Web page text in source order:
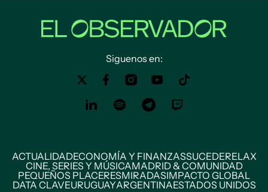
Siguenos en:
ACTUALIDADECONOMÍA Y FINANZASSUCEDERELAX
CINE, SERIES Y MÚSICAMADRID & COMUNIDAD
PEQUEÑOS PLACERESMIRADASIMPACTO GLOBAL
DATA CLAVEURUGUAYARGENTINAESTADOS UNIDOS